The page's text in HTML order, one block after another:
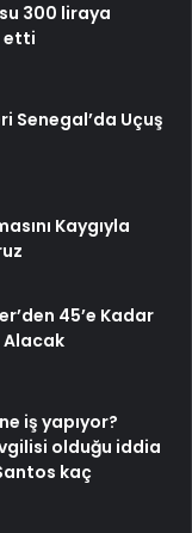
300 liraya
etti
Senegal’da Uçuş
Kaygıyla
45’e Kadar
Alacak
iş yapıyor?
olduğu iddia
kaç